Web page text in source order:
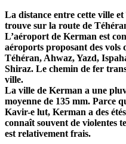
La distance entre cette ville
trouve sur la route de
L’aéroport de Kerman est
aéroports proposant des vols
Téhéran, Ahwaz, Yazd,
Shiraz. Le chemin de fer
ville.
La ville de Kerman a une
moyenne de 135 mm. Parce
Kavir-e lut, Kerman a des
connaît souvent de violentes
est relativement frais.